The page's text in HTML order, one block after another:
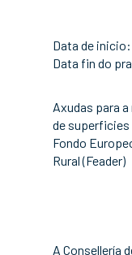
Data de
Data fin do
Axudas para
de
Fondo
Rural (Feader)
A Consellería